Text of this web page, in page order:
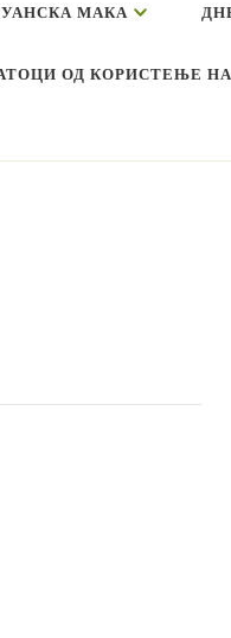
МАКА
ОД КОРИСТЕЊЕ